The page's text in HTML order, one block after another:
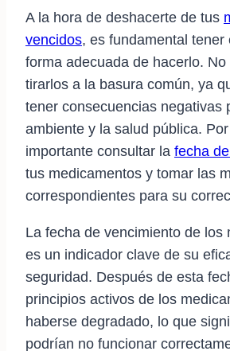
A la hora de deshacerte de tus
vencidos, es fundamental tener
forma adecuada de hacerlo.
tirarlos a la basura común, ya
tener consecuencias negativas
ambiente y la salud pública.
importante consultar la fecha
tus medicamentos y tomar las
correspondientes para su
La fecha de vencimiento de los
es un indicador clave de su
seguridad. Después de esta
principios activos de los
haberse degradado, lo que
podrían no funcionar